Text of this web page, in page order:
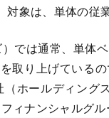
象は、単体の従
では通常、単体
取り上げている
ホールディング
ィナンシャルグ